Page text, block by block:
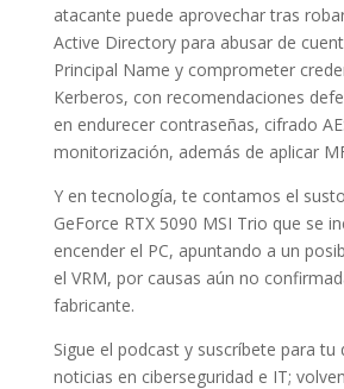
atacante puede aprovechar tras
Active Directory para abusar de
Principal Name y comprometer
Kerberos, con recomendaciones
en endurecer contraseñas, cifrado
monitorización, además de aplicar
Y en tecnología, te contamos el
GeForce RTX 5090 MSI Trio que se
encender el PC, apuntando a un
el VRM, por causas aún no
fabricante.
Sigue el podcast y suscríbete para tu
noticias en ciberseguridad e IT;